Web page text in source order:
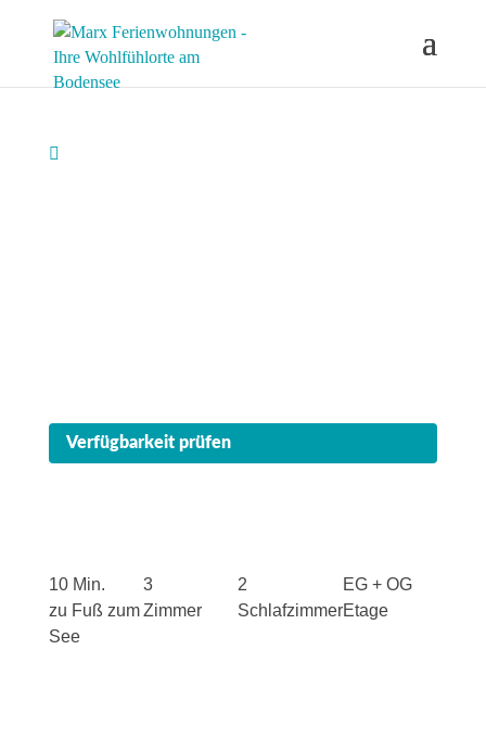

Verfügbarkeit prüfen
10 Min.
zu Fuß zum
See
3
Zimmer
2
Schlafzimmer
EG + OG
Etage